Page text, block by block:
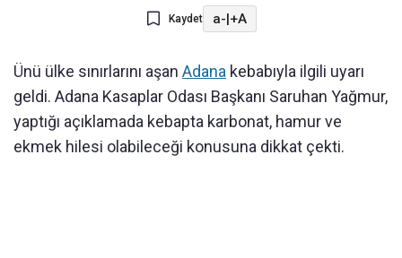
Kaydet a-|+A
Ünü ülke sınırlarını aşan Adana kebabıyla ilgili uyarı
geldi. Adana Kasaplar Odası Başkanı Saruhan Yağmur,
yaptığı açıklamada kebapta karbonat, hamur ve
ekmek hilesi olabileceği konusuna dikkat çekti.